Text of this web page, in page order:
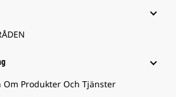
Om Produkter Och Tjänster